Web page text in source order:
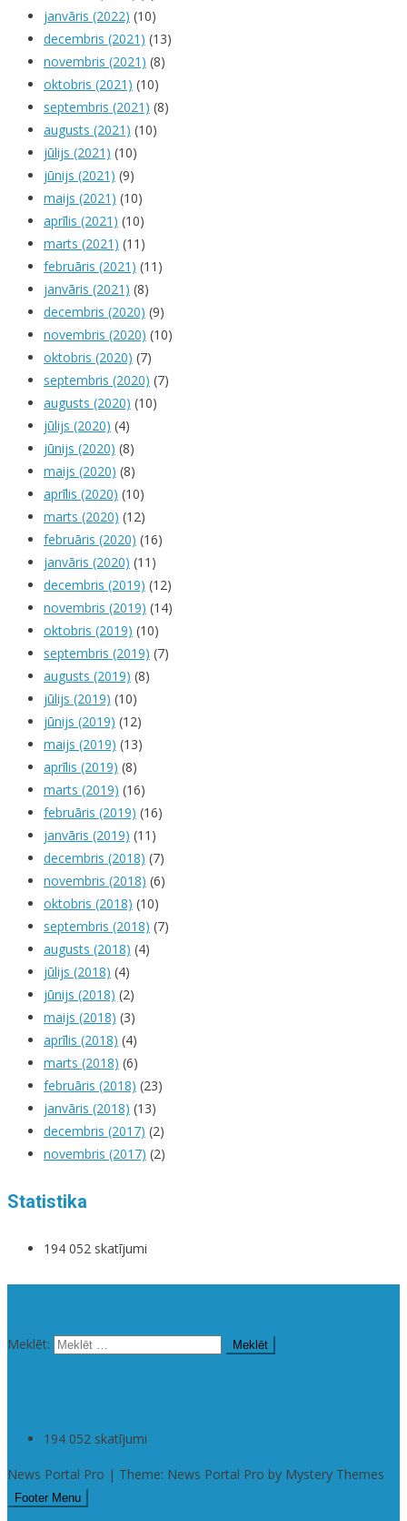
janvāris (2022) (10)
decembris (2021) (13)
novembris (2021) (8)
oktobris (2021) (10)
septembris (2021) (8)
augusts (2021) (10)
jūlijs (2021) (10)
jūnijs (2021) (9)
maijs (2021) (10)
aprīlis (2021) (10)
marts (2021) (11)
februāris (2021) (11)
janvāris (2021) (8)
decembris (2020) (9)
novembris (2020) (10)
oktobris (2020) (7)
septembris (2020) (7)
augusts (2020) (10)
jūlijs (2020) (4)
jūnijs (2020) (8)
maijs (2020) (8)
aprīlis (2020) (10)
marts (2020) (12)
februāris (2020) (16)
janvāris (2020) (11)
decembris (2019) (12)
novembris (2019) (14)
oktobris (2019) (10)
septembris (2019) (7)
augusts (2019) (8)
jūlijs (2019) (10)
jūnijs (2019) (12)
maijs (2019) (13)
aprīlis (2019) (8)
marts (2019) (16)
februāris (2019) (16)
janvāris (2019) (11)
decembris (2018) (7)
novembris (2018) (6)
oktobris (2018) (10)
septembris (2018) (7)
augusts (2018) (4)
jūlijs (2018) (4)
jūnijs (2018) (2)
maijs (2018) (3)
aprīlis (2018) (4)
marts (2018) (6)
februāris (2018) (23)
janvāris (2018) (13)
decembris (2017) (2)
novembris (2017) (2)
Statistika
194 052 skatījumi
Meklēt:
194 052 skatījumi
News Portal Pro | Theme: News Portal Pro by Mystery Themes
Footer Menu